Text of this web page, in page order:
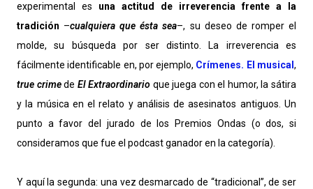
experimental es una actitud de irreverencia frente a la
tradición –cualquiera que ésta sea–, su deseo de romper el
molde, su búsqueda por ser distinto. La irreverencia es
fácilmente identificable en, por ejemplo, Crímenes. El musical,
true crimede El Extraordinario que juega con el humor, la sátira
y la música en el relato y análisis de asesinatos antiguos. Un
punto a favor del jurado de los Premios Ondas (o dos, si
consideramos que fue el podcast ganador en la categoría).
Y aquí la segunda: una vez desmarcado de “tradicional”, de ser